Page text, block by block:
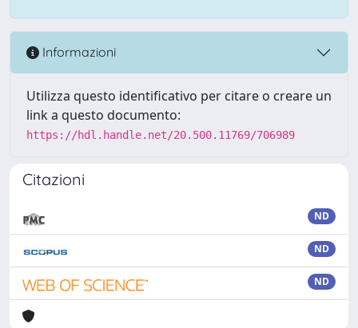
Informazioni
Utilizza questo identificativo per citare o creare un
link a questo documento:
https://hdl.handle.net/20.500.11769/706989
Citazioni
ND
ND
ND